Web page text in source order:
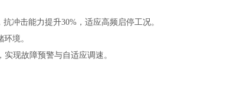
冲击能力提升30%，适应高频启停工况。
境。
现故障预警与自适应调速。